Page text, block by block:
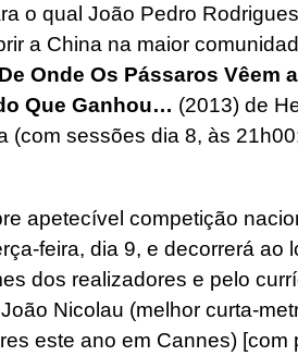
o qual João Pedro
a China na maior
De Onde Os Pássaros Vêem
Que Ganhou… (2013) de
(com sessões dia 8, às
apetecível competição
feira, dia 9, e decorrerá ao
dos realizadores e pelo
Nicolau (melhor curta-
este ano em Cannes) [com